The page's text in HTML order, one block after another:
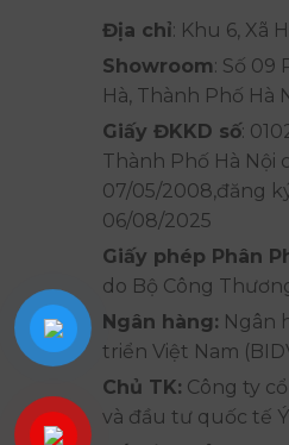
Địa chỉ: Khu 6, Xã
Showroom: Số 09
Hà, Thành Phố Hà
Giấy ĐKKD số:
Thành Phố Hà Nội
07/05/2008,đăng
06/08/2025
Giấy phép Phân
do Bộ Công
Ngân hàng: Ngân
triển Việt Nam
Chủ TK: Công ty
và đầu tư quốc tế